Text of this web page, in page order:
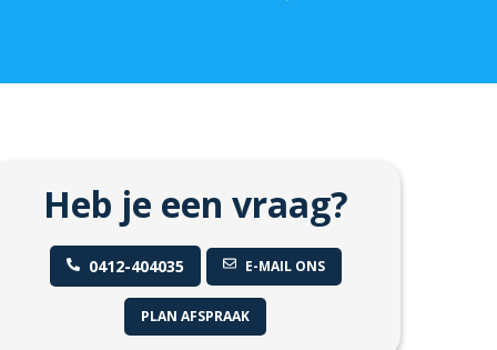
Heb je een vraag?
0412-404035 E-MAIL ONS
PLAN AFSPRAAK